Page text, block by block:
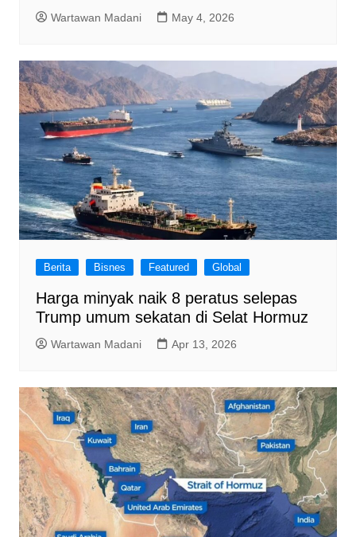
Wartawan Madani May 4, 2026
Berita Bisnes Featured Global
Harga minyak naik 8 peratus selepas
Trump umum sekatan di Selat Hormuz
Wartawan Madani Apr 13, 2026